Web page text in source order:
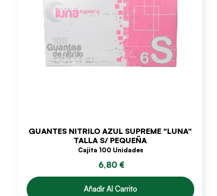
GUANTES NITRILO AZUL SUPREME "LUNA"
TALLA S/ PEQUEÑA
Cajita 100 Unidades
6,80 €
Añadir Al Carrito